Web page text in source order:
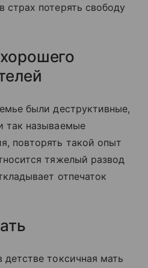
страх потерять свободу
были деструктивные,
так называемые
повторять такой опыт
тяжелый развод
отпечаток
токсичная мать